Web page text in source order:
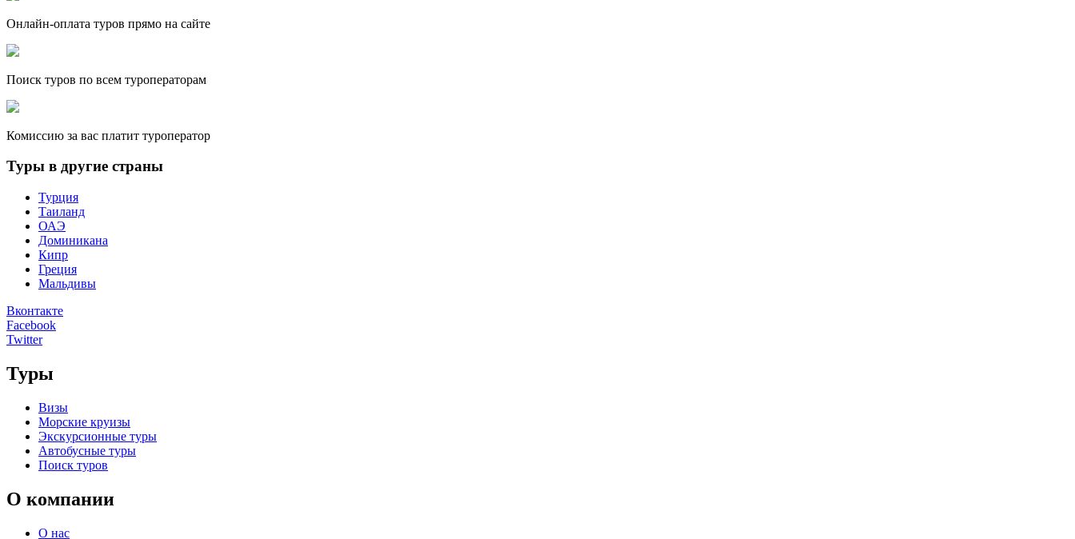
Онлайн-оплата туров прямо на сайте
Поиск туров по всем туроператорам
Комиссию за вас платит туроператор
Туры в другие страны
Турция
Таиланд
ОАЭ
Доминикана
Кипр
Греция
Мальдивы
Вконтакте
Facebook
Twitter
Туры
Визы
Морские круизы
Экскурсионные туры
Автобусные туры
Поиск туров
О компании
О нас